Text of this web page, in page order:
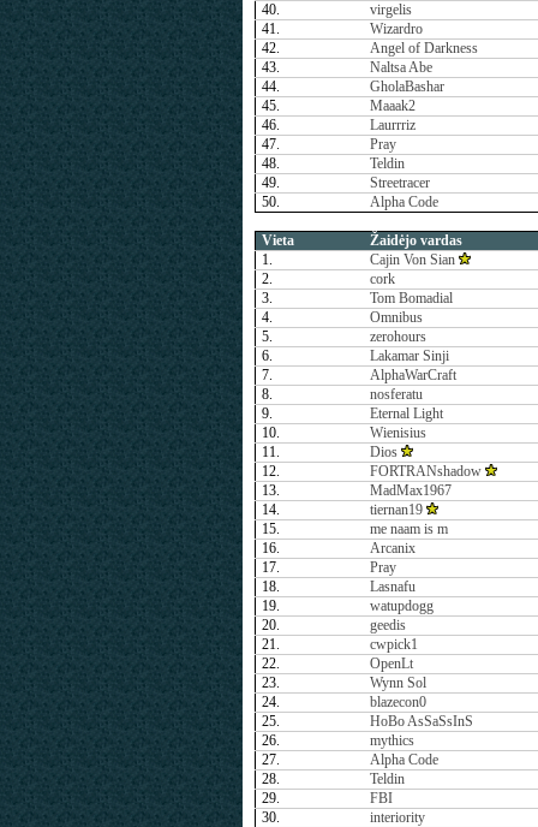
40.
virgelis
41.
Wizardro
42.
Angel of Darkness
43.
Naltsa Abe
44.
GholaBashar
45.
Maaak2
46.
Laurrriz
47.
Pray
48.
Teldin
49.
Streetracer
50.
Alpha Code
Vieta
Žaidėjo vardas
1.
Cajin Von Sian
2.
cork
3.
Tom Bomadial
4.
Omnibus
5.
zerohours
6.
Lakamar Sinji
7.
AlphaWarCraft
8.
nosferatu
9.
Eternal Light
10.
Wienisius
11.
Dios
12.
FORTRANshadow
13.
MadMax1967
14.
tiernan19
15.
me naam is m
16.
Arcanix
17.
Pray
18.
Lasnafu
19.
watupdogg
20.
geedis
21.
cwpick1
22.
OpenLt
23.
Wynn Sol
24.
blazecon0
25.
HoBo AsSaSsInS
26.
mythics
27.
Alpha Code
28.
Teldin
29.
FBI
30.
interiority